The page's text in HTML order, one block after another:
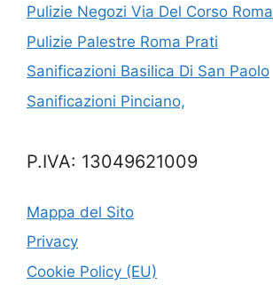
Pulizie Negozi Via Del Corso Roma
Pulizie Palestre Roma Prati
Sanificazioni Basilica Di San Paolo
Sanificazioni Pinciano,
P.IVA: 13049621009
Mappa del Sito
Privacy
Cookie Policy (EU)